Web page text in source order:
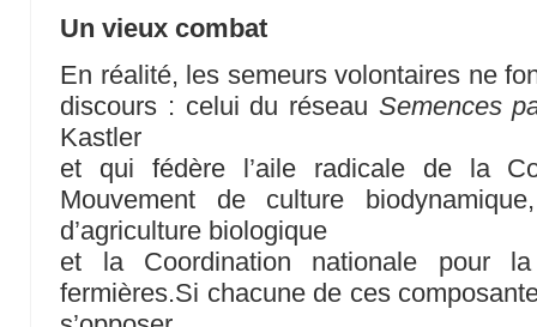
Un vieux combat
En réalité, les semeurs volontaires ne
discours : celui du réseau Semences
Kastler
et qui fédère l’aile radicale de la
Mouvement de culture
d’agriculture biologique
et la Coordination nationale pour
fermières.Si chacune de ces